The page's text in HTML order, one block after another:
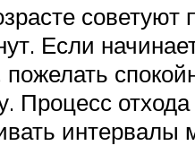
Если
Процесс